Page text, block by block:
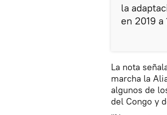
la
en 2019
La nota
marcha la
algunos de
del Congo y